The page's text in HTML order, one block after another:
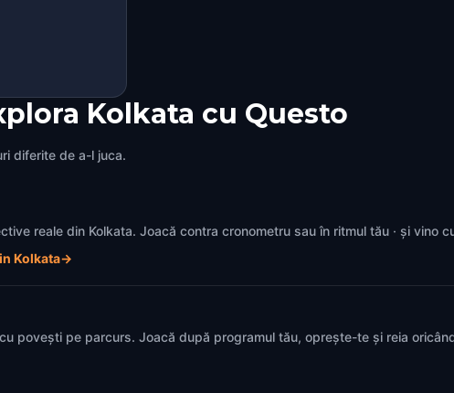
Kolkata cu Questo
diferite de a-l juca.
reale din Kolkata. Joacă contra cronometru sau în ritmul tău · și vino
Kolkata→
povești pe parcurs. Joacă după programul tău, oprește-te și reia